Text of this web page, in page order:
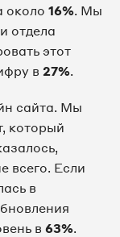
около 16%. Мы
отдела
этот
в 27%.
сайта. Мы
который
всего. Если
в
в 63%.